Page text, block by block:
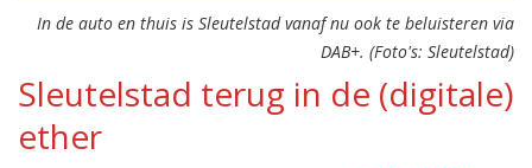
In de auto en thuis is Sleutelstad vanaf nu ook te beluisteren via
DAB+. (Foto's: Sleutelstad)
Sleutelstad terug in de (digitale)
ether